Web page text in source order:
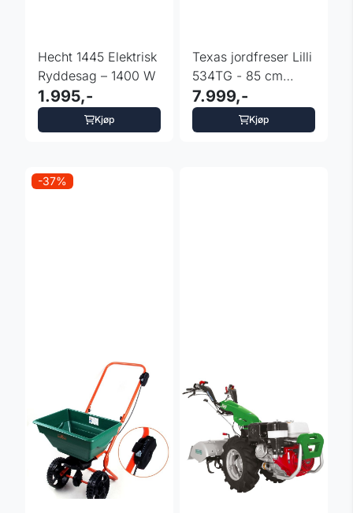
Hecht 1445 Elektrisk
Ryddesag – 1400 W
1.995,-
Kjøp
Texas jordfreser Lilli
534TG - 85 cm
arbeidsbredde
7.999,-
Kjøp
-37%